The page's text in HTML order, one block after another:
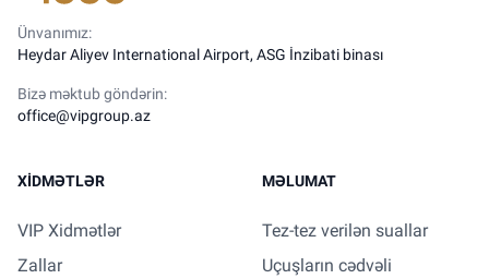
Ünvanımız:
Heydar Aliyev International Airport, ASG İnzibati binası
Bizə məktub göndərin:
office@vipgroup.az
XIDMƏTLƏR
VIP Xidmətlər
Zallar
MƏLUMAT
Tez-tez verilən suallar
Uçuşların cədvəli